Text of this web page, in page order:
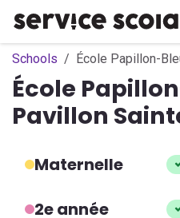
Schools École Papillon-
École
Pavillon
Maternelle
2e année